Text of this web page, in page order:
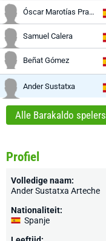
Óscar Marotías Prados
Samuel Calera
Beñat Gómez
Ander Sustatxa
Alle Barakaldo spelers
Profiel
Volledige naam:
Ander Sustatxa Arteche
Nationaliteit:
Spanje